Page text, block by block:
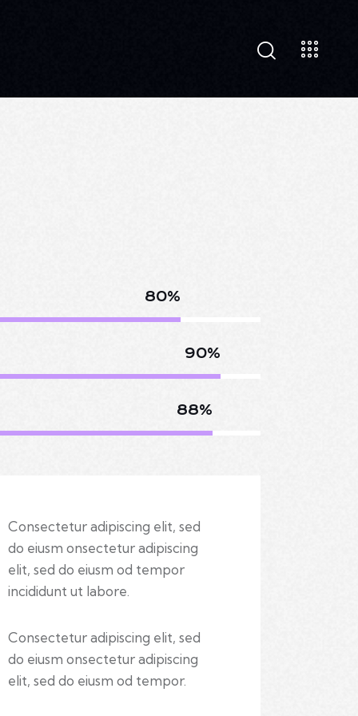
80%
90%
88%
Consectetur adipiscing elit, sed
do eiusm onsectetur adipiscing
elit, sed do eiusm od tempor
incididunt ut labore.
Consectetur adipiscing elit, sed
do eiusm onsectetur adipiscing
elit, sed do eiusm od tempor.